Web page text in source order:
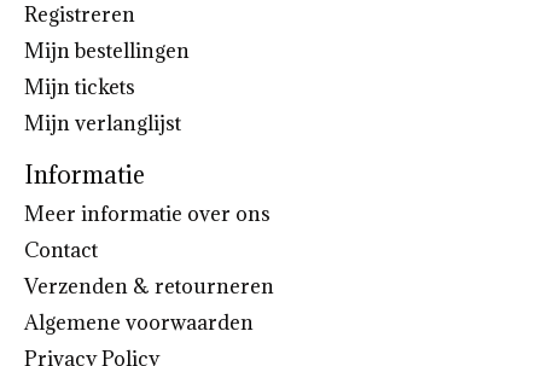
Registreren
Mijn bestellingen
Mijn tickets
Mijn verlanglijst
Informatie
Meer informatie over ons
Contact
Verzenden & retourneren
Algemene voorwaarden
Privacy Policy